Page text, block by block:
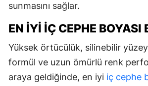
sunmasını sağlar.
EN İYI İÇ CEPHE BOYASI
Yüksek örtücülük, silinebilir
formül ve uzun ömürlü renk
araya geldiğinde, en iyi iç cephe